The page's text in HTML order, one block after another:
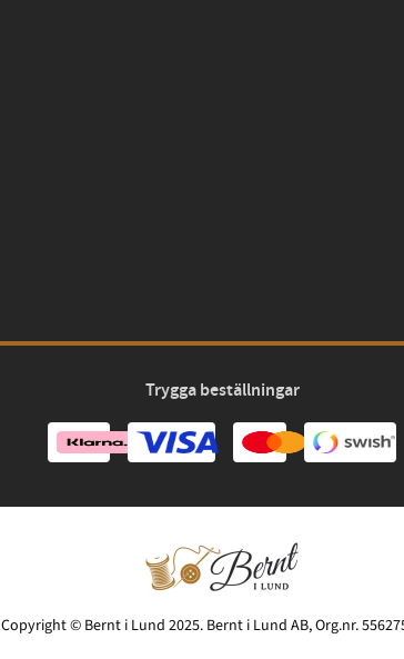
Trygga beställningar
Copyright © Bernt i Lund 2025. Bernt i Lund AB, Org.nr.